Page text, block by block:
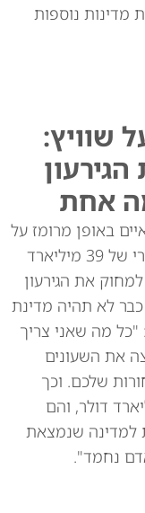
מדינות נוספות
שוויץ:
אחת
באופן מרומז על
שוויץ בהקשר לגירעון המסחרי של 39 מיליארד
למחוק את הגירעון
לא תהיה מדינת
מה שאני צריך
את השעונים
שלכם. וכך
39 או 41 מיליארד דולר, והם
למדינה שנמצאת
נחמד".